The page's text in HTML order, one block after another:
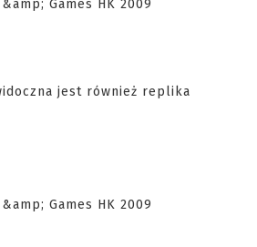
jest również replika